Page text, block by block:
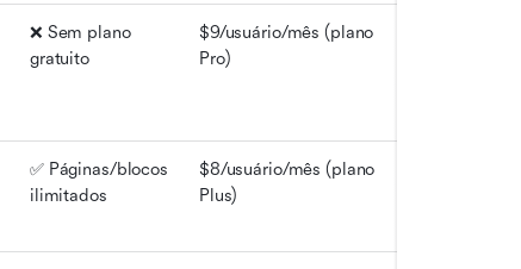
❌ Sem plano
gratuito
$9/usuário/mês (plano
Pro)
✅ Páginas/blocos
ilimitados
$8/usuário/mês (plano
Plus)